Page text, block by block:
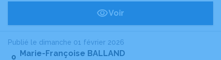
Voir
Publié le dimanche 01 février 2026
Marie-Françoise BALLAND